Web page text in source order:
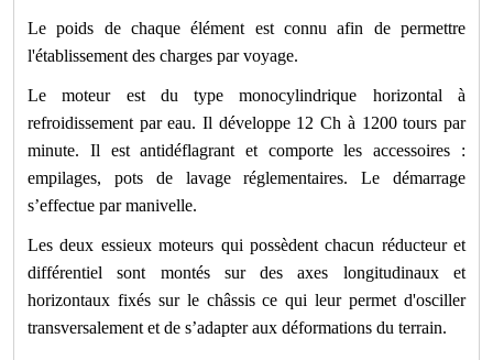
Le poids de chaque élément est connu afin de permettre
l'établissement des charges par voyage.
Le moteur est du type monocylindrique horizontal à
refroidissement par eau. Il développe 12 Ch à 1200 tours par
minute. Il est antidéflagrant et comporte les accessoires :
empilages, pots de lavage réglementaires. Le démarrage
s’effectue par manivelle.
Les deux essieux moteurs qui possèdent chacun réducteur et
différentiel sont montés sur des axes longitudinaux et
horizontaux fixés sur le châssis ce qui leur permet d'osciller
transversalement et de s’adapter aux déformations du terrain.